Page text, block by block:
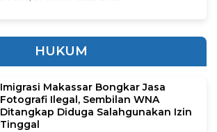
HUKUM
Imigrasi Makassar Bongkar Jasa
Fotografi Ilegal, Sembilan WNA
Ditangkap Diduga Salahgunakan Izin
Tinggal